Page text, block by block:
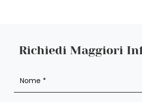
Richiedi Maggiori